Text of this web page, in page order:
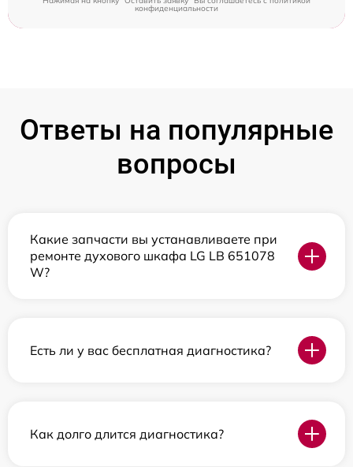
конфиденциальности
Ответы на популярные
вопросы
Какие запчасти вы устанавливаете при
ремонте духового шкафа LG LB 651078
W?
Есть ли у вас бесплатная диагностика?
Как долго длится диагностика?